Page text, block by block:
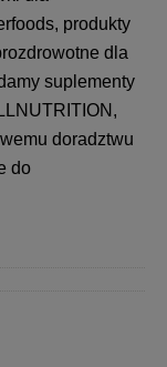
produkty
dla
suplementy
doradztwu
do